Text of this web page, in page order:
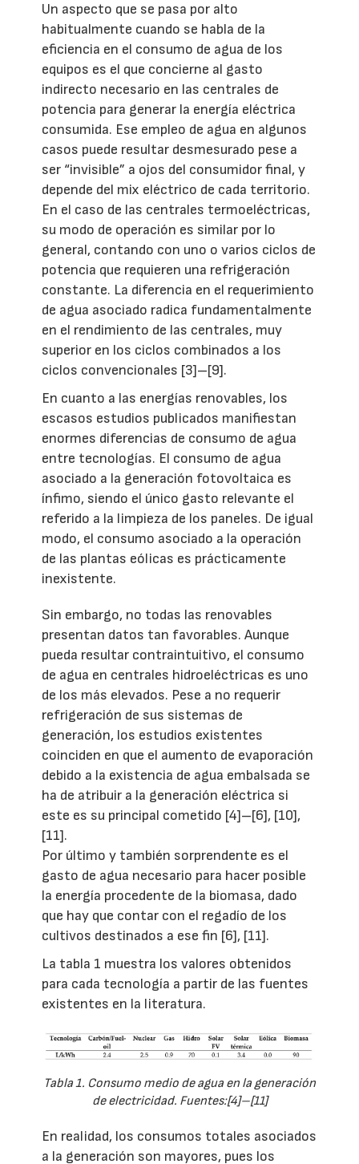
Un aspecto que se pasa por alto
habitualmente cuando se habla de la
eficiencia en el consumo de agua de los
equipos es el que concierne al gasto
indirecto necesario en las centrales de
potencia para generar la energía eléctrica
consumida. Ese empleo de agua en algunos
casos puede resultar desmesurado pese a
ser “invisible” a ojos del consumidor final, y
depende del mix eléctrico de cada territorio.
En el caso de las centrales termoeléctricas,
su modo de operación es similar por lo
general, contando con uno o varios ciclos de
potencia que requieren una refrigeración
constante. La diferencia en el requerimiento
de agua asociado radica fundamentalmente
en el rendimiento de las centrales, muy
superior en los ciclos combinados a los
ciclos convencionales [3]–[9].
En cuanto a las energías renovables, los
escasos estudios publicados manifiestan
enormes diferencias de consumo de agua
entre tecnologías. El consumo de agua
asociado a la generación fotovoltaica es
ínfimo, siendo el único gasto relevante el
referido a la limpieza de los paneles. De igual
modo, el consumo asociado a la operación
de las plantas eólicas es prácticamente
inexistente.
Sin embargo, no todas las renovables
presentan datos tan favorables. Aunque
pueda resultar contraintuitivo, el consumo
de agua en centrales hidroeléctricas es uno
de los más elevados. Pese a no requerir
refrigeración de sus sistemas de
generación, los estudios existentes
coinciden en que el aumento de evaporación
debido a la existencia de agua embalsada se
ha de atribuir a la generación eléctrica si
este es su principal cometido [4]–[6], [10],
[11].
Por último y también sorprendente es el
gasto de agua necesario para hacer posible
la energía procedente de la biomasa, dado
que hay que contar con el regadío de los
cultivos destinados a ese fin [6], [11].
La tabla 1 muestra los valores obtenidos
para cada tecnología a partir de las fuentes
existentes en la literatura.
Tabla 1. Consumo medio de agua en la generación
de electricidad. Fuentes:[4]–[11]
En realidad, los consumos totales asociados
a la generación son mayores, pues los